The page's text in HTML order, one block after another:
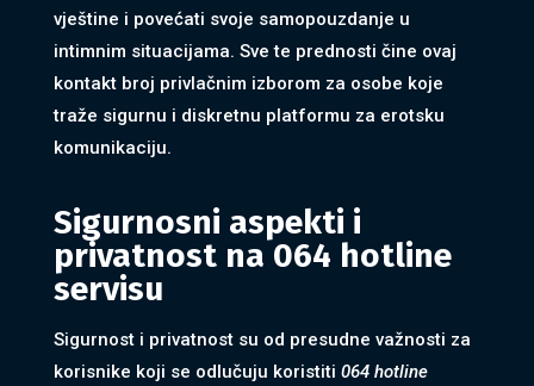
vještine i povećati svoje samopouzdanje u
intimnim situacijama. Sve te prednosti čine ovaj
kontakt broj privlačnim izborom za osobe koje
traže sigurnu i diskretnu platformu za erotsku
komunikaciju.
Sigurnosni aspekti i
privatnost na 064 hotline
servisu
Sigurnost i privatnost su od presudne važnosti za
korisnike koji se odlučuju koristiti 064 hotline